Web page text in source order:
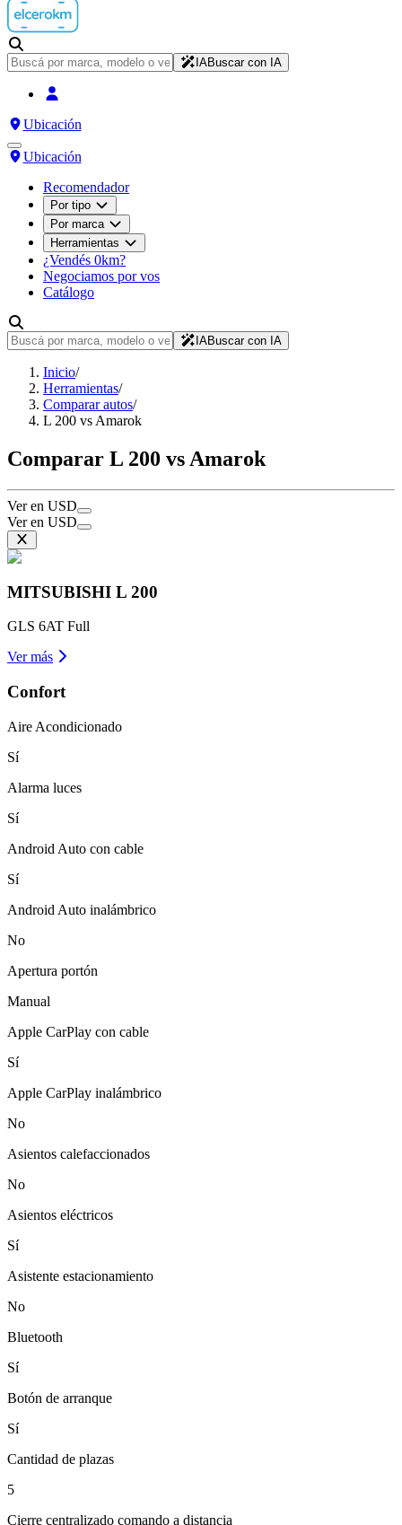
IABuscar con IA
Ubicación
Ubicación
Recomendador
Por tipo
Por marca
Herramientas
¿Vendés 0km?
Negociamos por vos
Catálogo
IABuscar con IA
Inicio/
Herramientas/
Comparar autos/
L 200 vs Amarok
Comparar L 200 vs Amarok
Ver en USD
Ver en USD
MITSUBISHI L 200
GLS 6AT Full
Ver más
Confort
Aire Acondicionado
Sí
Alarma luces
Sí
Android Auto con cable
Sí
Android Auto inalámbrico
No
Apertura portón
Manual
Apple CarPlay con cable
Sí
Apple CarPlay inalámbrico
No
Asientos calefaccionados
No
Asientos eléctricos
Sí
Asistente estacionamiento
No
Bluetooth
Sí
Botón de arranque
Sí
Cantidad de plazas
5
Cierre centralizado comando a distancia